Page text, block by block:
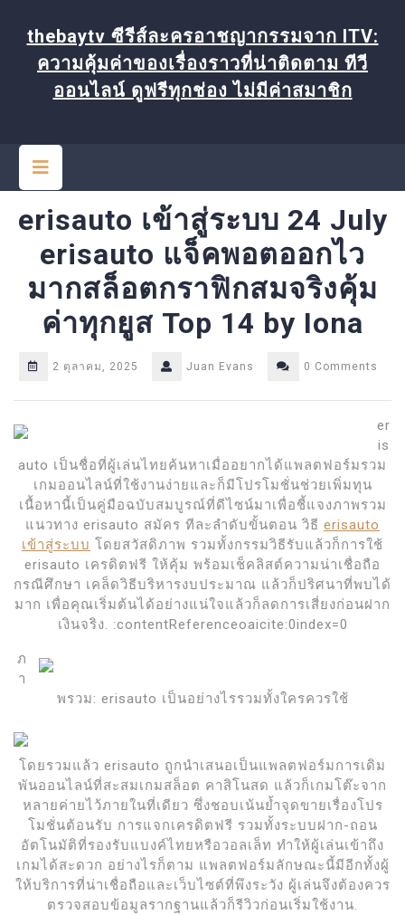
content
thebaytv ซีรีส์ละครอาชญากรรมจาก ITV:
ความคุ้มค่าของเรื่องราวที่น่าติดตาม ทีวี
ออนไลน์ ดูฟรีทุกช่อง ไม่มีค่าสมาชิก
Button
erisauto เข้าสู่ระบบ 24 July
erisauto แจ็คพอตออกไว
มากสล็อตกราฟิกสมจริงคุ้ม
ค่าทุกยูส Top 14 by Iona
2 ตุลาคม, 2025 Juan Evans 0 Comments
er
is
auto เป็นชื่อที่ผู้เล่นไทยค้นหาเมื่ออยากได้แพลตฟอร์มรวม
เกมออนไลน์ที่ใช้งานง่ายและก็มีโปรโมชั่นช่วยเพิ่มทุน
เนื้อหานี้เป็นคู่มือฉบับสมบูรณ์ที่ดีไซน์มาเพื่อชี้แจงภาพรวม
แนวทาง erisauto สมัคร ทีละลำดับขั้นตอน วิธี erisauto
เข้าสู่ระบบ โดยสวัสดิภาพ รวมทั้งกรรมวิธีรับแล้วก็การใช้
erisauto เครดิตฟรี ให้คุ้ม พร้อมเช็คลิสต์ความน่าเชื่อถือ
กรณีศึกษา เคล็ดวิธีบริหารงบประมาณ แล้วก็ปริศนาที่พบได้
มาก เพื่อคุณเริ่มต้นได้อย่างแน่ใจแล้วก็ลดการเสี่ยงก่อนฝาก
เงินจริง. :contentReferenceoaicite:0index=0
ภ
า
พรวม: erisauto เป็นอย่างไรรวมทั้งใครควรใช้
โดยรวมแล้ว erisauto ถูกนำเสนอเป็นแพลตฟอร์มการเดิม
พันออนไลน์ที่สะสมเกมสล็อต คาสิโนสด แล้วก็เกมโต๊ะจาก
หลายค่ายไว้ภายในที่เดียว ซึ่งชอบเน้นย้ำจุดขายเรื่องโปร
โมชั่นต้อนรับ การแจกเครดิตฟรี รวมทั้งระบบฝาก-ถอน
อัตโนมัติที่รองรับแบงค์ไทยหรือวอลเล็ท ทำให้ผู้เล่นเข้าถึง
เกมได้สะดวก อย่างไรก็ตาม แพลตฟอร์มลักษณะนี้มีอีกทั้งผู้
ให้บริการที่น่าเชื่อถือและเว็บไซต์ที่พึงระวัง ผู้เล่นจึงต้องควร
ตรวจสอบข้อมูลรากฐานแล้วก็รีวิวก่อนเริ่มใช้งาน.